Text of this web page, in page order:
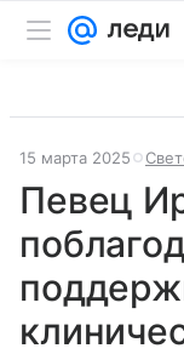
15 марта 2025
Певец